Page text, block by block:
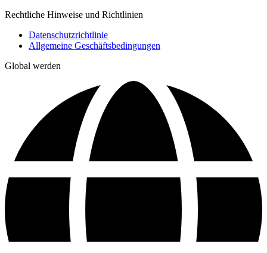
Rechtliche Hinweise und Richtlinien
Datenschutzrichtlinie
Allgemeine Geschäftsbedingungen
Global werden